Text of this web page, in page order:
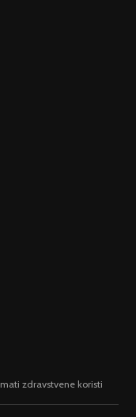
zdravstvene koristi